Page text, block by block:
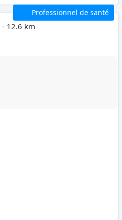
Professionnel de santé
- 12.6 km